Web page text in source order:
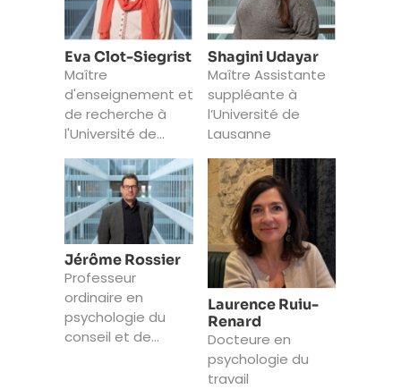
Eva Clot-Siegrist
Maître
d'enseignement et
de recherche à
l'Université de
Shagini Udayar
Maître Assistante
suppléante à
l’Université de
Lausanne
Jérôme Rossier
Professeur
ordinaire en
psychologie du
conseil et de
Laurence Ruiu-
Renard
Docteure en
psychologie du
travail